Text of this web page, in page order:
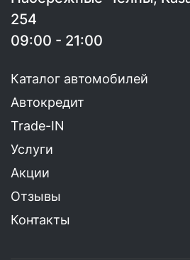
254
09:00 - 21:00
Каталог автомобилей
Автокредит
Trade-IN
Услуги
Акции
Отзывы
Контакты